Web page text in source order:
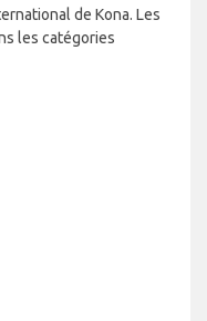
de Kona. Les
les catégories